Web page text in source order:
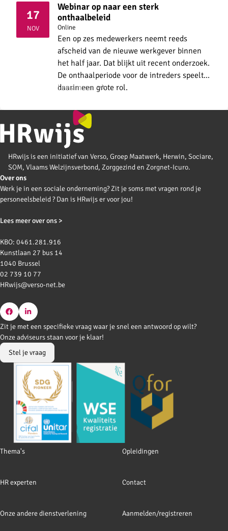
17
NOV
2026
Webinar op naar een sterk
onthaalbeleid
Online
Een op zes medewerkers neemt reeds
afscheid van de nieuwe werkgever binnen
het half jaar. Dat blijkt uit recent onderzoek.
De onthaalperiode voor de intreders speelt
daarin een grote rol.
Lees meer
HRwijs is een initiatief van Verso, Groep Maatwerk, Herwin, Sociare,
SOM, Vlaams Welzijnsverbond, Zorggezind en Zorgnet-Icuro.
Over ons
Werk je in een sociale onderneming? Zit je soms met vragen rond je
personeelsbeleid ? Dan is HRwijs er voor jou!
Lees meer over ons >
KBO: 0461.281.916
Kunstlaan 27 bus 14
1040 Brussel
02 739 10 77
HRwijs@verso-net.be
Go
to
Facebook
Go
to
LinkedIn
Footer
Thema's Opleidingen
HR experten Contact
Onze andere dienstverlening Aanmelden/registreren
Zit je met een specifieke vraag waar je snel een antwoord op wilt?
Onze adviseurs staan voor je klaar!
Stel je vraag